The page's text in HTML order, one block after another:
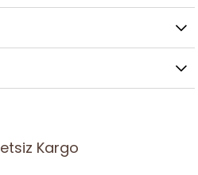
Kargo